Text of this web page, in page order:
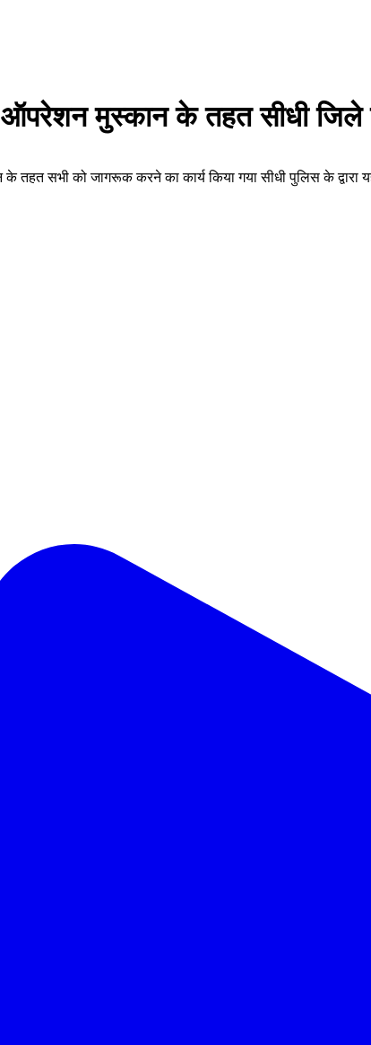
मुस्कान के तहत सीधी जिले
तहत सभी को जागरूक करने का कार्य किया गया सीधी पुलिस के द्वारा